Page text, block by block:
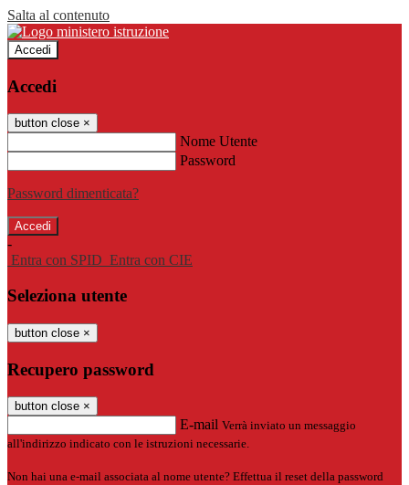
Salta al contenuto
Accedi
Accedi
button close ×
Nome Utente
Password
Password dimenticata?
-
Entra con SPID Entra con CIE
Seleziona utente
button close ×
Recupero password
button close ×
E-mail Verrà inviato un messaggio
all'indirizzo indicato con le istruzioni necessarie.
Non hai una e-mail associata al nome utente? Effettua il reset della password